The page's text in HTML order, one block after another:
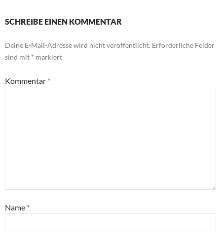
SCHREIBE EINEN KOMMENTAR
Deine E-Mail-Adresse wird nicht veröffentlicht. Erforderliche Felder
sind mit * markiert
Kommentar *
Name *